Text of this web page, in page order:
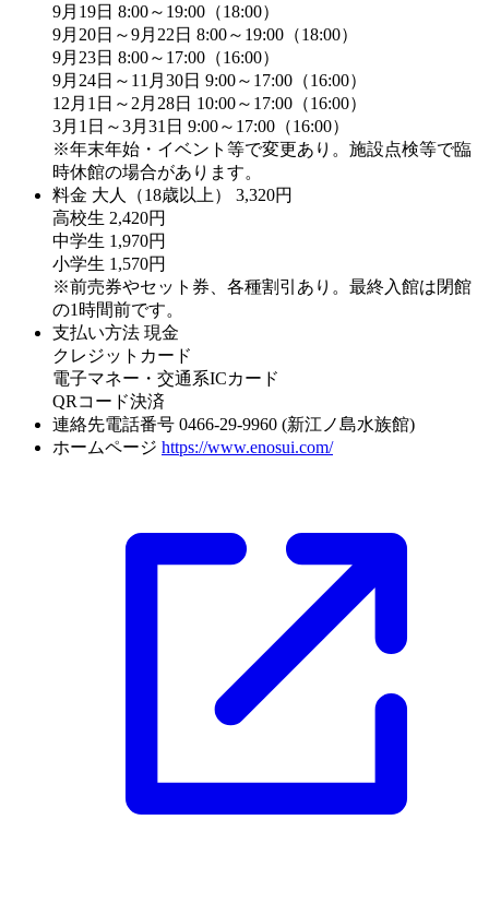
9月19日 8:00～19:00（18:00）
9月20日～9月22日 8:00～19:00（18:00）
9月23日 8:00～17:00（16:00）
9月24日～11月30日 9:00～17:00（16:00）
12月1日～2月28日 10:00～17:00（16:00）
3月1日～3月31日 9:00～17:00（16:00）
※年末年始・イベント等で変更あり。施設点検等で臨
時休館の場合があります。
料金 大人（18歳以上） 3,320円
高校生 2,420円
中学生 1,970円
小学生 1,570円
※前売券やセット券、各種割引あり。最終入館は閉館
の1時間前です。
支払い方法 現金
クレジットカード
電子マネー・交通系ICカード
QRコード決済
連絡先電話番号 0466-29-9960 (新江ノ島水族館)
ホームページ https://www.enosui.com/